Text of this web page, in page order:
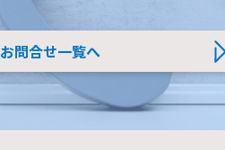
お問合せ一覧へ